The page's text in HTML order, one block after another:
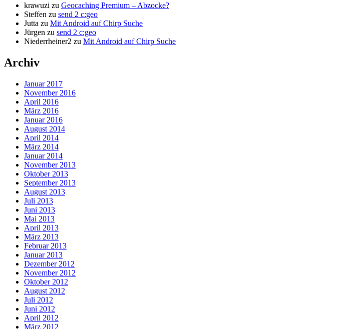
krawuzi zu Geocaching Premium – Abzocke?
Steffen zu send 2 c:geo
Jutta zu Mit Android auf Chirp Suche
Jürgen zu send 2 c:geo
Niederrheiner2 zu Mit Android auf Chirp Suche
Archiv
Januar 2017
November 2016
April 2016
März 2016
Januar 2016
August 2014
April 2014
März 2014
Januar 2014
November 2013
Oktober 2013
September 2013
August 2013
Juli 2013
Juni 2013
Mai 2013
April 2013
März 2013
Februar 2013
Januar 2013
Dezember 2012
November 2012
Oktober 2012
August 2012
Juli 2012
Juni 2012
April 2012
März 2012